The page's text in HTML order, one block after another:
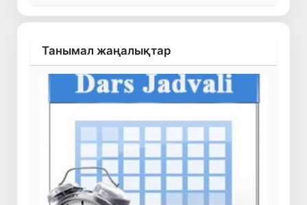
Танымал жаңалықтар